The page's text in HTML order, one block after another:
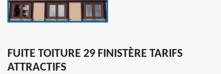
FUITE TOITURE 29 FINISTÈRE TARIFS
ATTRACTIFS